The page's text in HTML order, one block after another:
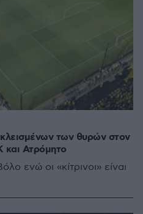
των θυρών στον
Ατρόμητο
ενώ οι «κίτρινοι» είναι